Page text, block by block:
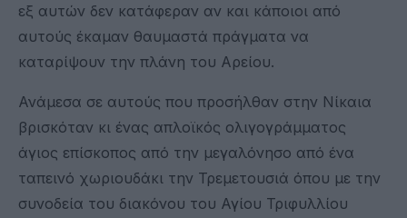
εξ αυτών δεν κατάφεραν αν και κάποιοι από
αυτούς έκαμαν θαυμαστά πράγματα να
καταρίψουν την πλάνη του Αρείου.
Ανάμεσα σε αυτούς που προσήλθαν στην Νίκαια
βρισκόταν κι ένας απλοϊκός ολιγογράμματος
άγιος επίσκοπος από την μεγαλόνησο από ένα
ταπεινό χωριουδάκι την Τρεμετουσιά όπου με την
συνοδεία του διακόνου του Αγίου Τριφυλλίου